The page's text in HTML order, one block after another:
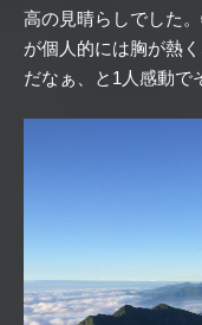
高の見晴らしでした
が個人的には胸が熱
だなぁ、と1人感動で